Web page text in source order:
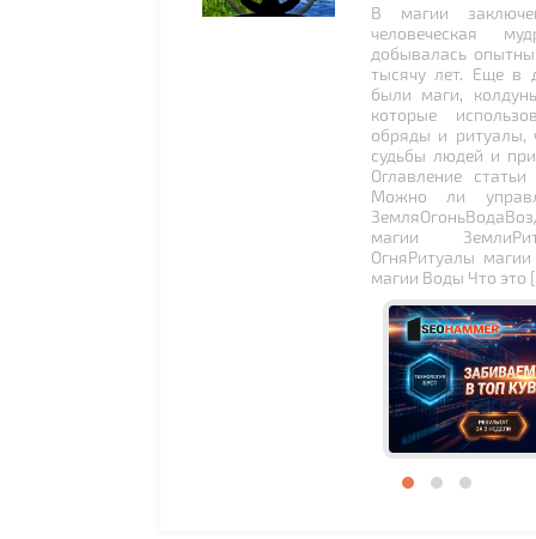
В магии
человеческая
добывалась
тысячу лет. Еще в
были маги,
которые
обряды и ритуалы,
судьбы людей и
Оглавление
Можно ли
магии
ОгняРитуалы
магии Воды Что это